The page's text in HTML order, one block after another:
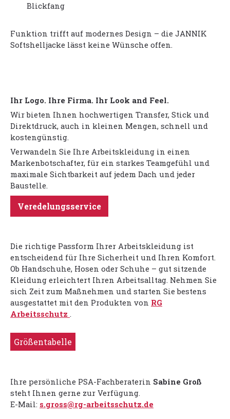
Blickfang
Funktion trifft auf modernes Design – die JANNIK
Softshelljacke lässt keine Wünsche offen.
Ihr Logo. Ihre Firma. Ihr Look and Feel.
Wir bieten Ihnen hochwertigen Transfer, Stick und
Direktdruck, auch in kleinen Mengen, schnell und
kostengünstig.
Verwandeln Sie Ihre Arbeitskleidung in einen
Markenbotschafter, für ein starkes Teamgefühl und
maximale Sichtbarkeit auf jedem Dach und jeder
Baustelle.
Veredelungsservice
Die richtige Passform Ihrer Arbeitskleidung ist
entscheidend für Ihre Sicherheit und Ihren Komfort.
Ob Handschuhe, Hosen oder Schuhe – gut sitzende
Kleidung erleichtert Ihren Arbeitsalltag. Nehmen Sie
sich Zeit zum Maßnehmen und starten Sie bestens
ausgestattet mit den Produkten von RG
Arbeitsschutz .
Größentabelle
Ihre persönliche PSA-Fachberaterin Sabine Groß
steht Ihnen gerne zur Verfügung.
E-Mail: s.gross@rg-arbeitsschutz.de